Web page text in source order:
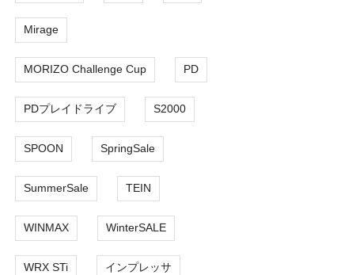
Mirage
MORIZO Challenge Cup PD
PDプレイドライブ S2000
SPOON SpringSale
SummerSale TEIN
WINMAX WinterSALE
WRX STi インプレッサ